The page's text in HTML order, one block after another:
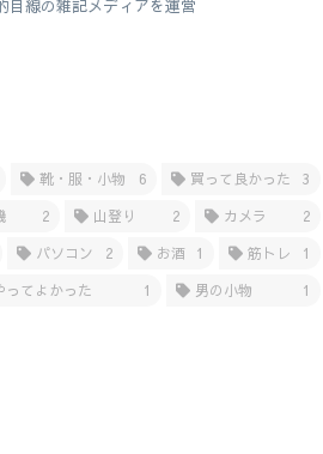
目線の雑記メディアを運営
靴・服・小物 6 買って良かった
3
2 山登り 2 カメラ
2
パソコン 2 お酒 1 筋トレ
1
ってよかった 1 男の小物 1